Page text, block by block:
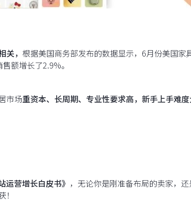
， 根据美国商务部发布的数据显示，6月份美国家
额增长了2.9%。
市场重资本、长周期、专业性要求高，新手上手难度
运营增长白皮书》 ，无论你是刚准备布局的卖家，